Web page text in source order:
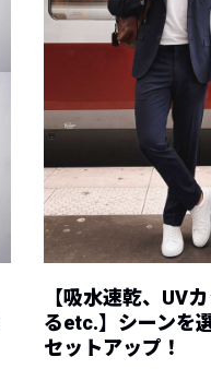
【吸水速乾、UV
るetc.】シーンを
セットアップ！